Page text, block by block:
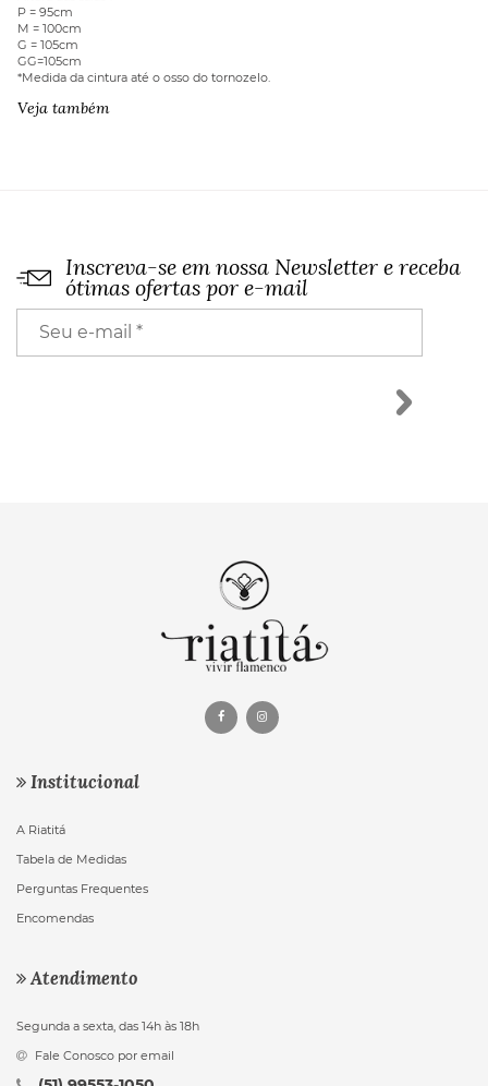
P = 95cm
M = 100cm
G = 105cm
GG=105cm
*Medida da cintura até o osso do tornozelo.
Veja também
Inscreva-se em nossa Newsletter e receba
ótimas ofertas por e-mail
Institucional
A Riatitá
Tabela de Medidas
Perguntas Frequentes
Encomendas
Atendimento
Segunda a sexta, das 14h às 18h
Fale Conosco por email